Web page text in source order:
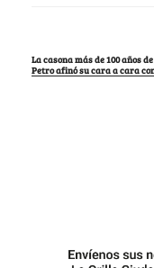
La casona más de 100 años
Petro afinó su cara a cara